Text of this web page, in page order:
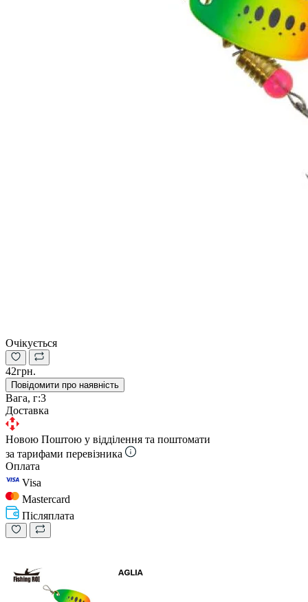
Очікується
42грн.
Повідомити про наявність
Вага, г:3
Доставка
Новою Поштою у відділення та поштомати
за тарифами перевізника
Оплата
Visa
Mastercard
Післяплата